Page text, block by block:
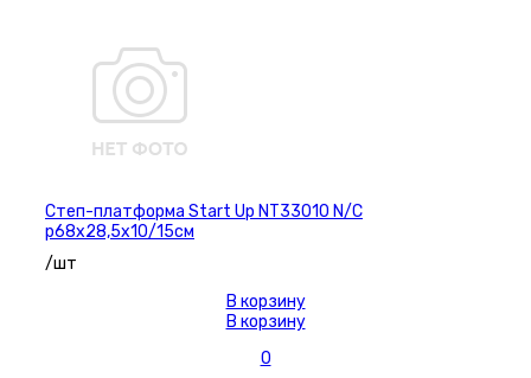
Степ-платформа Start Up NT33010 N/C
р68х28,5х10/15см
/шт
В корзину
В корзину
0